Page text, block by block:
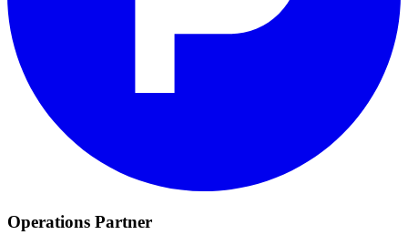
Operations Partner